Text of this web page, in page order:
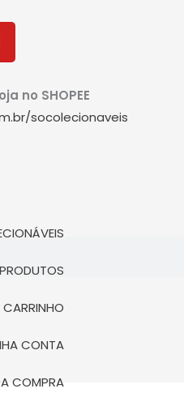
no SHOPEE
socolecionaveis
CARRINHO
CONTA
COMPRA